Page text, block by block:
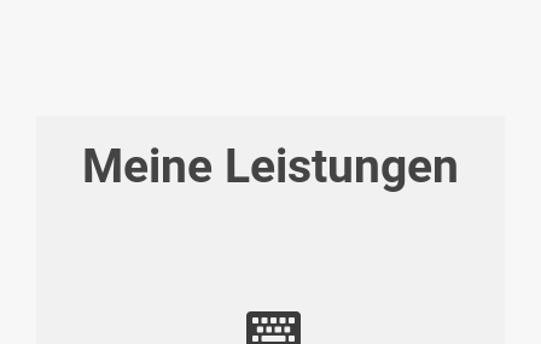
Meine Leistungen